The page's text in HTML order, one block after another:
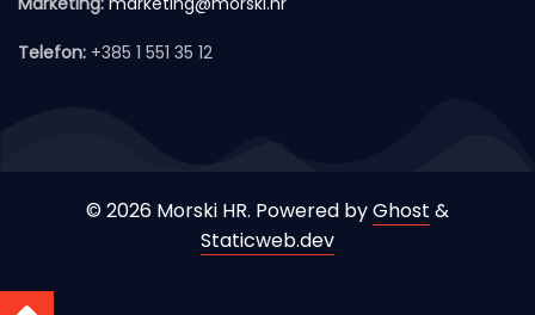
Telefon: +385 1 551 35 12
© 2026 Morski HR. Powered byGhost &
Staticweb.dev